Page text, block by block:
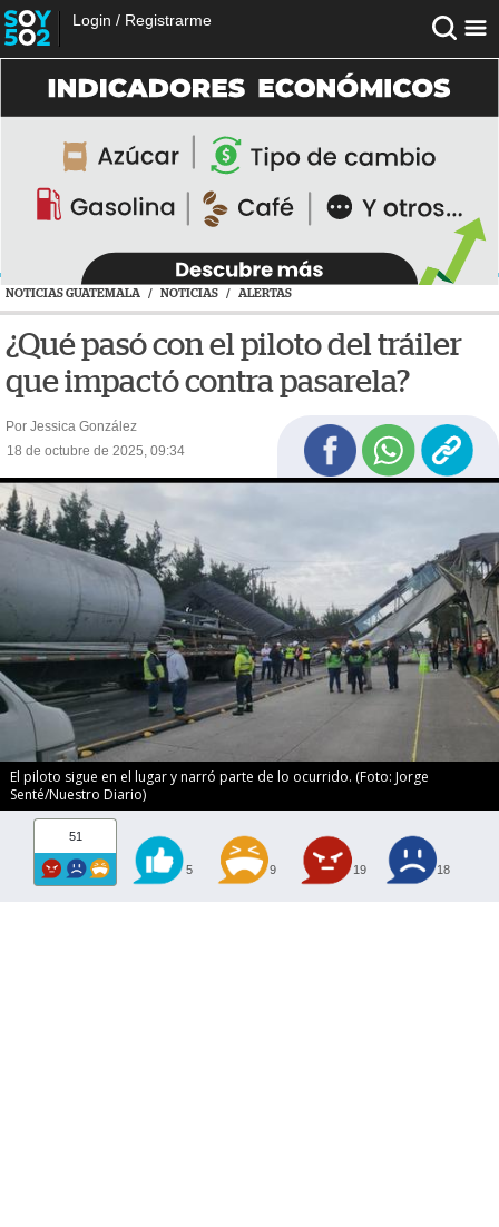
Login / Registrarme
NOTICIAS GUATEMALA / NOTICIAS / ALERTAS
¿Qué pasó con el piloto del tráiler
que impactó contra pasarela?
Por Jessica González
18 de octubre de 2025, 09:34
El piloto sigue en el lugar y narró parte de lo ocurrido. (Foto: Jorge
Senté/Nuestro Diario)
51
5 9 19 18